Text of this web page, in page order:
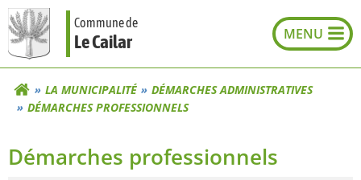
Aller
au
contenu
Commune de
Le Cailar
LA MUNICIPALITÉ
DÉMARCHES ADMINISTRATIVES
DÉMARCHES PROFESSIONNELS
Démarches professionnels